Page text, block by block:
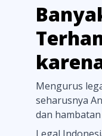
Mengurus
seharusnya
dan
Legal